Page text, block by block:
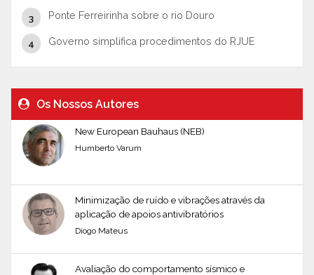
Ponte Ferreirinha sobre o rio Douro
Governo simplifica procedimentos do RJUE
Os Nossos Autores
New European Bauhaus (NEB)
Humberto Varum
Minimização de ruído e vibrações através da
aplicação de apoios antivibratórios
Diogo Mateus
Avaliação do comportamento sísmico e